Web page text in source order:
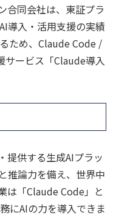
合同会社は、東証プラ
導入・活用支援の実績
ため、Claude Code /
ービス「Claude導入
供する生成AIプラッ
推論力を備え、世界中
は「Claude Code」と
にAIの力を導入できま